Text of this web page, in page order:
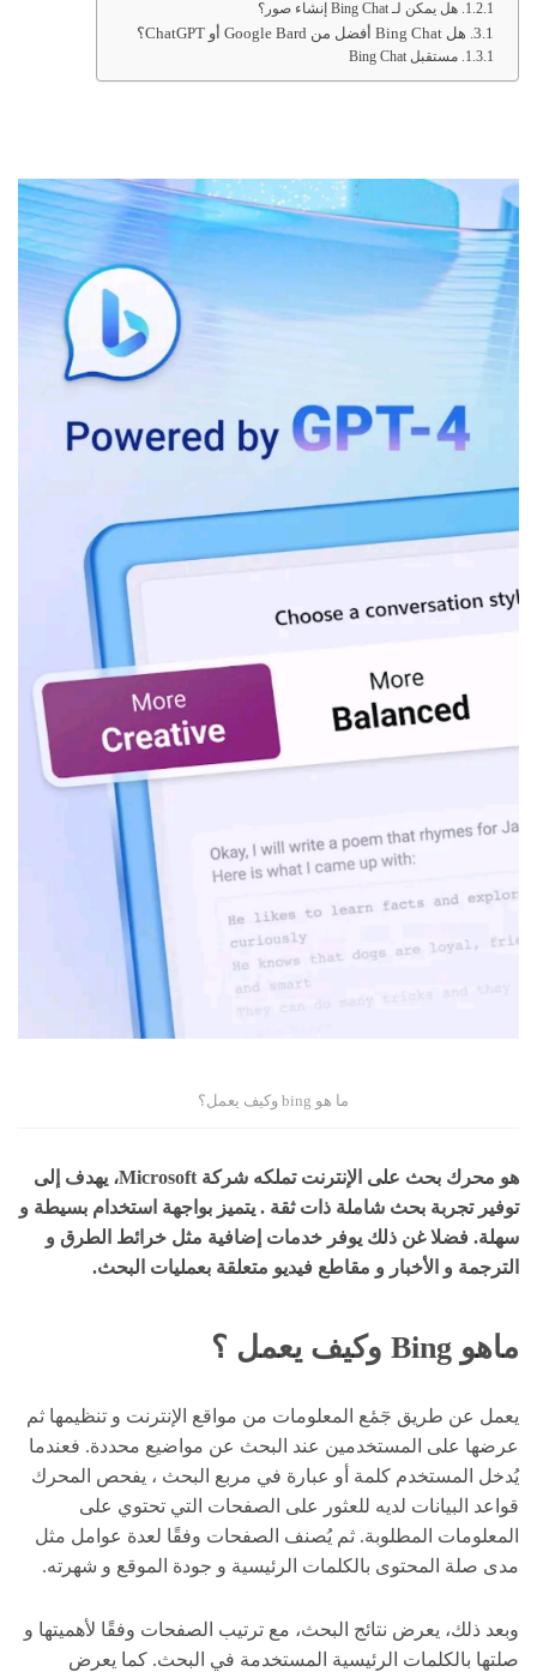
هل يمكن لـ Bing Chat إنشاء صور؟
هل Bing Chat أفضل من Google Bard أو ChatGPT؟
مستقبل Bing Chat
ما هو bing وكيف يعمل؟
هو محرك بحث على الإنترنت تملكه شركة Microsoft، يهدف إلى
توفير تجربة بحث شاملة ذات ثقة . يتميز بواجهة استخدام بسيطة و
سهلة. فضلا غن ذلك يوفر خدمات إضافية مثل خرائط الطرق و
الترجمة و الأخبار و مقاطع فيديو متعلقة بعمليات البحث.
ماهو Bing وكيف يعمل ؟
يعمل عن طريق جٓمٔع المعلومات من مواقع الإنترنت و تنظيمها ثم
عرضها على المستخدمين عند البحث عن مواضيع محددة. فعندما
يُدخل المستخدم كلمة أو عبارة في مربع البحث ، يفحص المحرك
قواعد البيانات لديه للعثور على الصفحات التي تحتوي على
المعلومات المطلوبة. ثم يُصنف الصفحات وفقًا لعدة عوامل مثل
مدى صلة المحتوى بالكلمات الرئيسية و جودة الموقع و شهرته.
وبعد ذلك، يعرض نتائج البحث، مع ترتيب الصفحات وفقًا لأهميتها و
صلتها بالكلمات الرئيسية المستخدمة في البحث. كما يعرض